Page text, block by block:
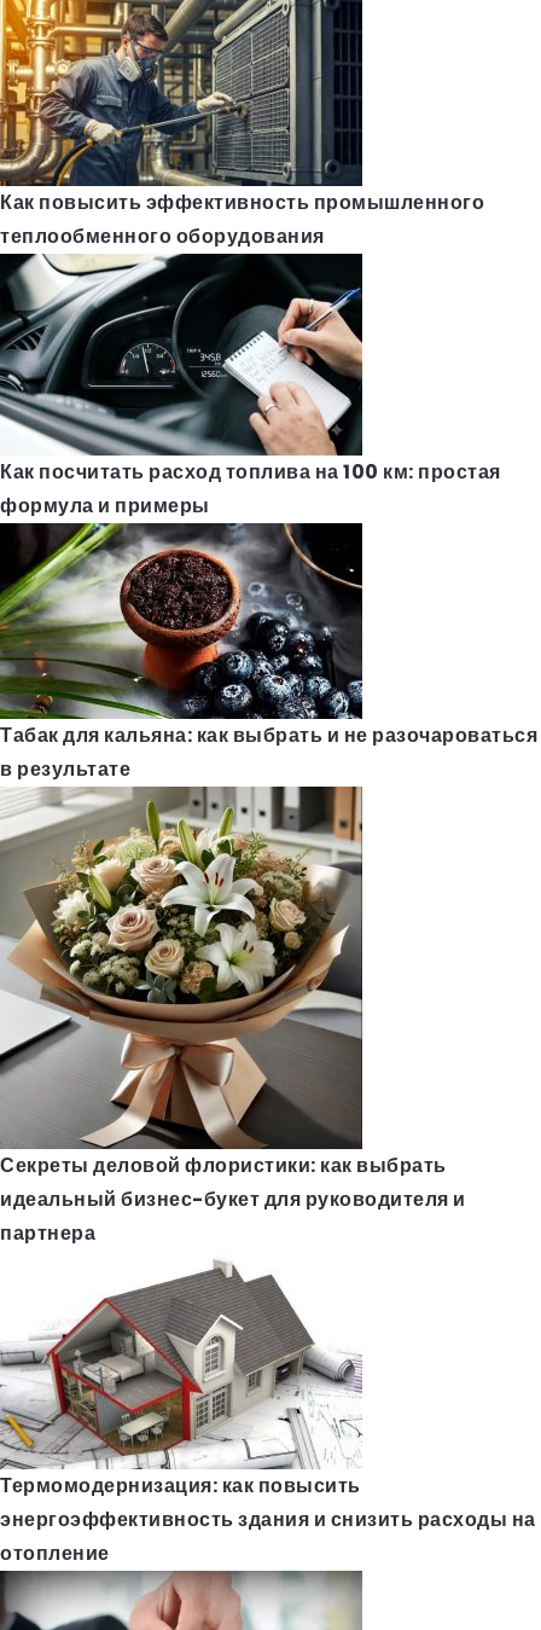
Как повысить эффективность промышленного
теплообменного оборудования
Как посчитать расход топлива на 100 км: простая
формула и примеры
Табак для кальяна: как выбрать и не разочароваться
в результате
Секреты деловой флористики: как выбрать
идеальный бизнес-букет для руководителя и
партнера
Термомодернизация: как повысить
энергоэффективность здания и снизить расходы на
отопление